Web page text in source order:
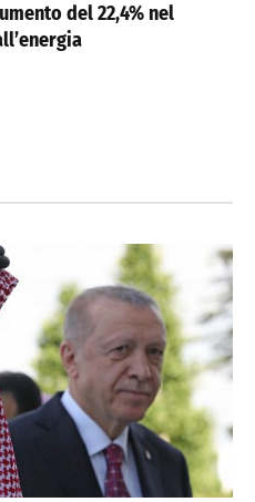
del 22,4% nel